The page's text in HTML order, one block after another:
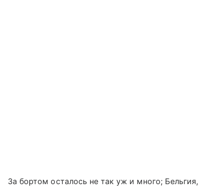
За бортом осталось не так уж и много; Бельгия,